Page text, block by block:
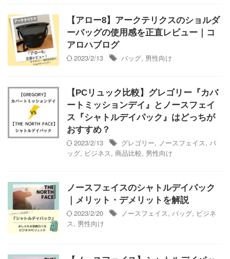
【アロー8】アークテリクスのショルダ
ーバッグの使用感を正直レビュー｜コ
アロハブログ
2023/2/13
バッグ, 男性向け
【PCリュック比較】グレゴリー『カバ
ートミッションデイ』とノースフェイ
ス『シャトルデイパック』はどっちが
おすすめ？
2023/2/13
グレゴリー, ノースフェイス, バ
ッグ, ビジネス, 商品比較, 男性向け
ノースフェイスのシャトルデイパック
｜メリット・デメリットを解説
2023/2/20
ノースフェイス, バッグ, ビジネ
ス, 男性向け